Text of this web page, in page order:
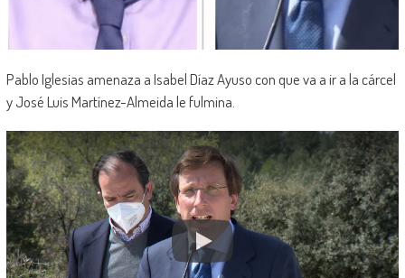
Pablo Iglesias amenaza a Isabel Díaz Ayuso con que va a ir a la cárcel
y José Luis Martínez-Almeida le fulmina.